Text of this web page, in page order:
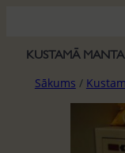
saturuKUSTAMĀ MANTA
Sākums /